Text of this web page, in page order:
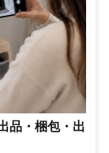
品・梱包・出